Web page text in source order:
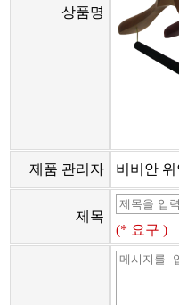
상품명
제품 관리자 비비안 위
제목
(* 요구 )